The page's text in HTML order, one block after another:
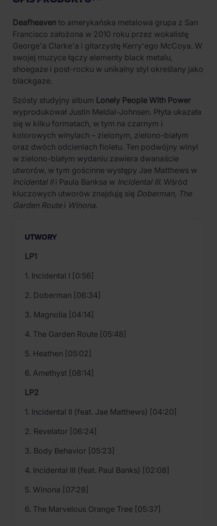
Deafheaven to amerykańska metalowa grupa z San
Francisco założona w 2010 roku przez wokalistę
George'a Clarke'a i gitarzystę Kerry'ego McCoya. W
swojej muzyce łączy elementy black metalu,
shoegaze i post-rocku w unikalny styl określany jako
blackgaze.
Szósty studyjny album Lonely People With Power
wyprodukował Justin Meldal-Johnsen. Płyta ukazała
się w kilku formatach, w tym na czarnym i
kolorowych winylach – zielonym, zielono-białym
oraz dwóch odcieniach fioletu. Ten podwójny winyl
w zielono-białym wydaniu zawiera dwanaście
utworów, w tym gościnne występy Jae Matthews w
Incidental IIi Paula Banksa w Incidental III. Wśród
kluczowych utworów znajdują się Doberman, The
Garden Routei Winona.
UTWORY
LP1
1. Incidental I [0:56]
2. Doberman [06:34]
3. Magnolia [04:14]
4. The Garden Route [05:48]
5. Heathen [05:02]
6. Amethyst [08:14]
LP2
1. Incidental II (feat. Jae Matthews) [04:20]
2. Revelator [06:24]
3. Body Behavior [05:23]
4. Incidental III (feat. Paul Banks) [02:08]
5. Winona [07:28]
6. The Marvelous Orange Tree [05:37]